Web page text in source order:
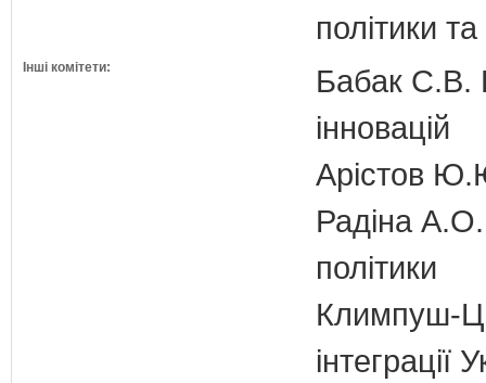
політики
Інші комітети:
Бабак С.В.
інновацій
Арістов
Радіна А.О.
політики
Климпуш-